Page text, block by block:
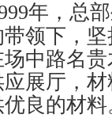
年，总
领下，
中路名
展厅，
良的材料